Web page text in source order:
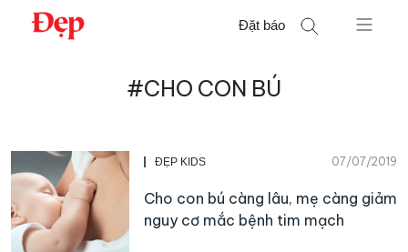
Chuyển
Đặt báo
#CHO CON BÚ
ĐẸP KIDS 07/07/2019
Cho con bú càng lâu, mẹ càng giảm
nguy cơ mắc bệnh tim mạch